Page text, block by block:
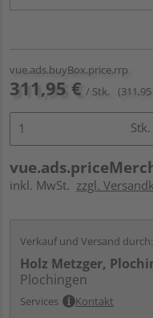
vue.ads.buyBox.price.rrp
311,95 € / Stk.
Stk.
inkl. MwSt. zzgl.
Verkauf und Versand durch:
Holz Metzger,
Plochingen
Services Kontakt